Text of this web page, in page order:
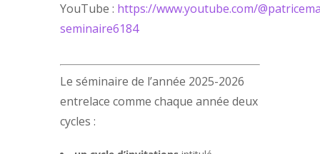
YouTube : https://www.youtube.com/
seminaire6184
Le séminaire de l’année 2025-2026
entrelace comme chaque année deux
cycles :